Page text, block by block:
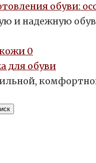
обуви:
и надежную
0
для обуви